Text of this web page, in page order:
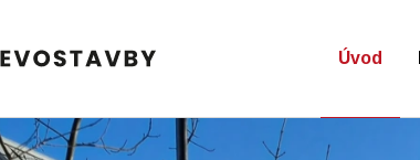
Úvod